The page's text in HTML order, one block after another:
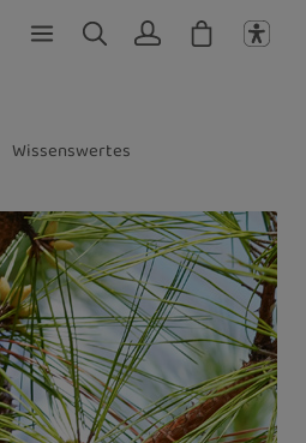
Wissenswertes